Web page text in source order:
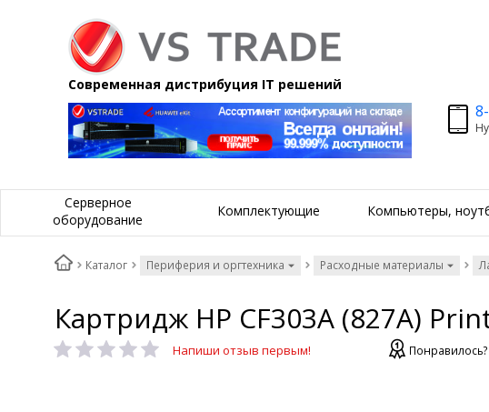
Современная дистрибуция IT решений
Серверное
оборудование
Комплектующие Компьютеры,
Каталог Периферия и оргтехника Расходные материалы
Картридж HP CF303A (827A)
Напиши отзыв первым!